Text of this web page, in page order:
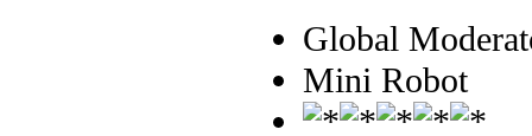
Global
Mini Robot